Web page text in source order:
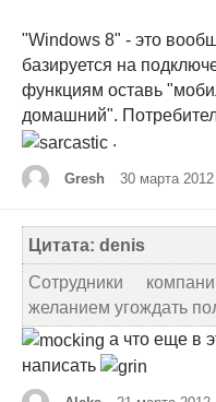
"Windows 8" - это
базируется на
функциям оставь
домашний".
.
Gresh 30 марта
Цитата: denis
Сотрудники
желанием угождать
а что еще в
написать